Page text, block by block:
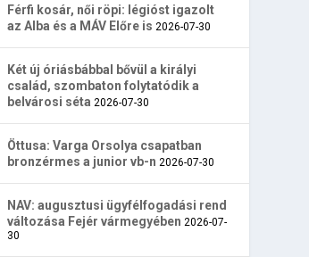
Férfi kosár, női röpi: légióst igazolt
az Alba és a MÁV Előre is 2026-07-30
Két új óriásbábbal bővül a királyi
család, szombaton folytatódik a
belvárosi séta 2026-07-30
Öttusa: Varga Orsolya csapatban
bronzérmes a junior vb-n 2026-07-30
NAV: augusztusi ügyfélfogadási rend
változása Fejér vármegyében 2026-07-
30